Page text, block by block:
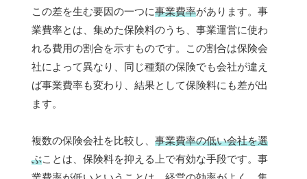
この差を生む要因の一つに事業費率があります。事
業費率とは、集めた保険料のうち、事業運営に使わ
れる費用の割合を示すものです。この割合は保険会
社によって異なり、同じ種類の保険でも会社が違え
ば事業費率も変わり、結果として保険料にも差が出
ます。
複数の保険会社を比較し、 事業費率の低い会社を選
ぶことは、保険料を抑える上で有効な手段です。事